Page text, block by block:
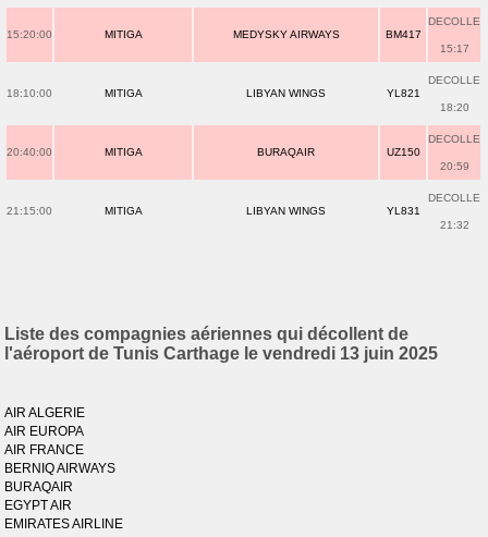
15:20:00 MITIGA MEDYSKY AIRWAYS BM417
DECOLLE
15:17
18:10:00 MITIGA LIBYAN WINGS YL821
DECOLLE
18:20
20:40:00 MITIGA BURAQAIR UZ150
DECOLLE
20:59
21:15:00 MITIGA LIBYAN WINGS YL831
DECOLLE
21:32
Liste des compagnies aériennes qui décollent de
l'aéroport de Tunis Carthage le vendredi 13 juin 2025
AIR ALGERIE
AIR EUROPA
AIR FRANCE
BERNIQ AIRWAYS
BURAQAIR
EGYPT AIR
EMIRATES AIRLINE